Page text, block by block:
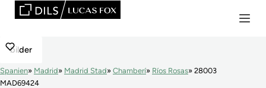
bilder
Spanien Madrid Madrid Stad Chamberí Ríos Rosas
28003
MAD69424